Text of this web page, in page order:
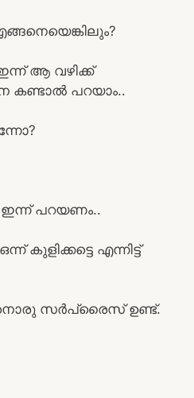
ആ വഴിക്ക്
പറയാം..
ഇന്ന് പറയണം..
കുളിക്കട്ടെ എന്നിട്ട്
സർപ്രൈസ് ഉണ്ട്.